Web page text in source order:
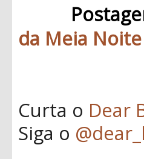
da Meia Noite
Curta o Dear
Siga o